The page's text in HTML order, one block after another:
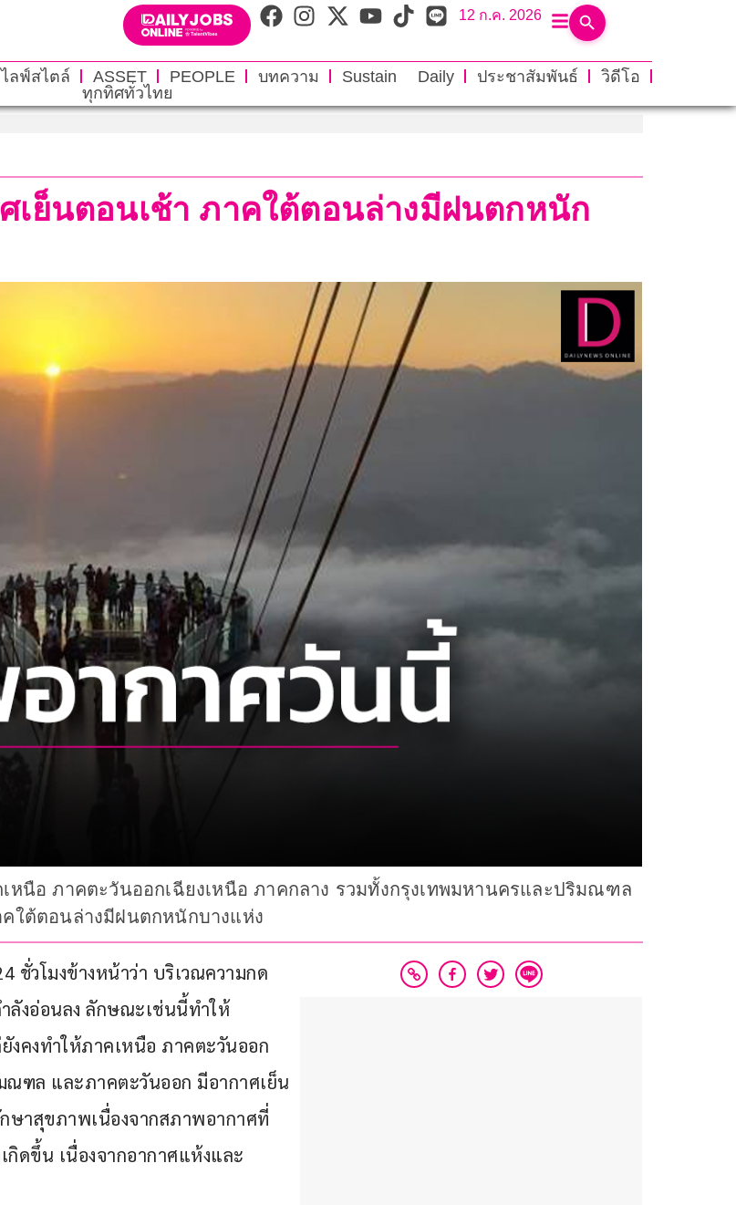
12 ก.ค. 2026
ไลฟ์สไตล์ ASSET PEOPLE บทความ Sustain Daily ประชาสัมพันธ์
วิดีโอ
ทุกทิศทั่วไทย
เย็นตอนเช้า ภาคใต้ตอนล่างมีฝนตกหนัก
หนือ ภาคตะวันออกเฉียงเหนือ ภาคกลาง รวมทั้งกรุงเทพมหานครและปริมณฑล
ใต้ตอนล่างมีฝนตกหนักบางแห่ง
ชั่วโมงข้างหน้าว่า บริเวณความกด
ลังอ่อนลง ลักษณะเช่นนี้ทำให้
คงทำให้ภาคเหนือ ภาคตะวันออก
ณฑล และภาคตะวันออก มีอากาศเย็น
ษาสุขภาพเนื่องจากสภาพอากาศที่
กิดขึ้น เนื่องจากอากาศแห้งและ